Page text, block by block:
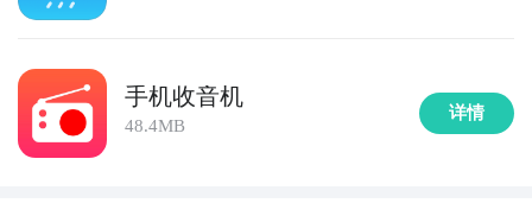
手机收音机
48.4MB
详情